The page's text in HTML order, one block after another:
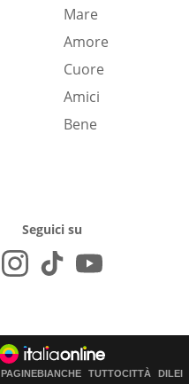
Mare
Amore
Cuore
Amici
Bene
Seguici su
PAGINEBIANCHE TUTTOCITTÀ DILEI